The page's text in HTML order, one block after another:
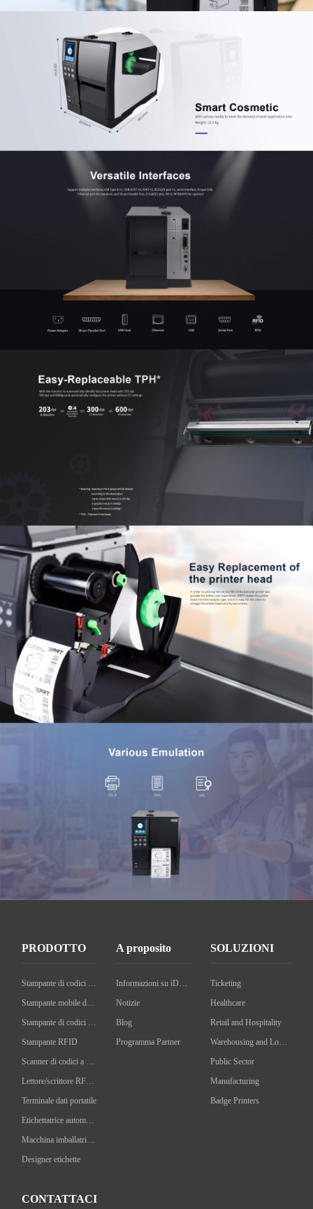
PRODOTTO
Stampante di codici a barre desktop
Stampante mobile di codici a barre
Stampante di codici a barre industriale
Stampante RFID
Scanner di codici a barre portatile
Lettore/scrittore RFID portatile
Terminale dati portatile
Etichettatrice automatica
Macchina imballatrice intelligente
Designer etichette
A proposito
Informazioni su iDPRT
Notizie
Blog
Programma Partner
SOLUZIONI
Ticketing
Healthcare
Retail and Hospitality
Warehousing and Logistics
Public Sector
Manufacturing
Badge Printers
CONTATTACI